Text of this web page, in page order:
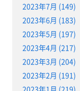
2023年7月 (149)
2023年6月 (183)
2023年5月 (197)
2023年4月 (217)
2023年3月 (204)
2023年2月 (191)
2023年1月 (219)